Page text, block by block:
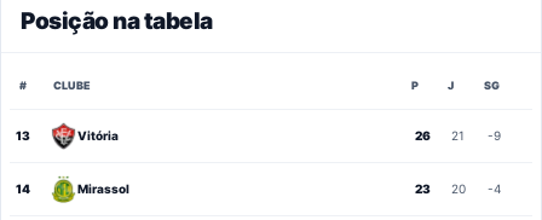
Posição na tabela
# CLUBE P J SG
13 Vitória 26 21 -9
14 Mirassol 23 20 -4